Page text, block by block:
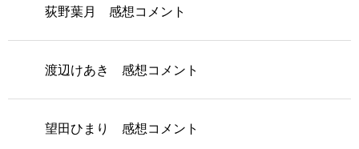
荻野葉月 感想コメント
渡辺けあき 感想コメント
望田ひまり 感想コメント